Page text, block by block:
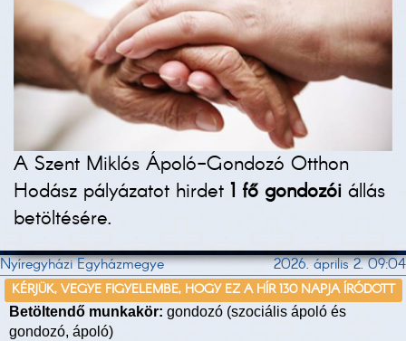
A Szent Miklós Ápoló-Gondozó Otthon
Hodász pályázatot hirdet 1 fő gondozói állás
betöltésére.
Nyíregyházi Egyházmegye 2026. április 2. 09:04
KÉRJÜK, VEGYE FIGYELEMBE, HOGY EZ A HÍR 130 NAPJA ÍRÓDOTT
Betöltendő munkakör: gondozó (szociális ápoló és
gondozó, ápoló)